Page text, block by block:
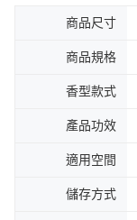
商品尺寸
商品規格
香型款式
產品功效
適用空間
儲存方式